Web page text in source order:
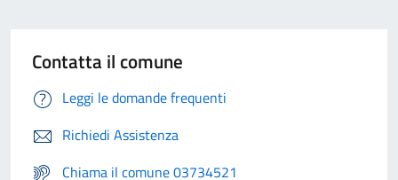
Contatta il comune
Leggi le domande frequenti
Richiedi Assistenza
Chiama il comune 03734521